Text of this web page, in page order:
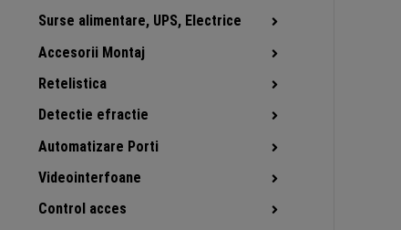
Surse alimentare, UPS, Electrice
Accesorii Montaj
Retelistica
Detectie efractie
Automatizare Porti
Videointerfoane
Control acces